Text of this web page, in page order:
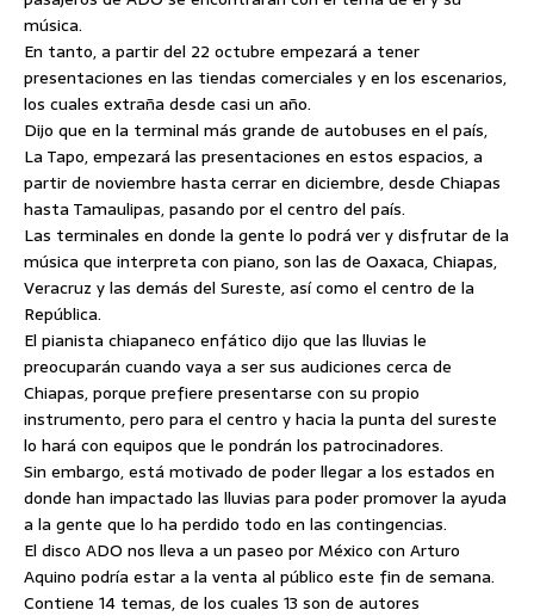
música.
En tanto, a partir del 22 octubre empezará a tener
presentaciones en las tiendas comerciales y en los escenarios,
los cuales extraña desde casi un año.
Dijo que en la terminal más grande de autobuses en el país,
La Tapo, empezará las presentaciones en estos espacios, a
partir de noviembre hasta cerrar en diciembre, desde Chiapas
hasta Tamaulipas, pasando por el centro del país.
Las terminales en donde la gente lo podrá ver y disfrutar de la
música que interpreta con piano, son las de Oaxaca, Chiapas,
Veracruz y las demás del Sureste, así como el centro de la
República.
El pianista chiapaneco enfático dijo que las lluvias le
preocuparán cuando vaya a ser sus audiciones cerca de
Chiapas, porque prefiere presentarse con su propio
instrumento, pero para el centro y hacia la punta del sureste
lo hará con equipos que le pondrán los patrocinadores.
Sin embargo, está motivado de poder llegar a los estados en
donde han impactado las lluvias para poder promover la ayuda
a la gente que lo ha perdido todo en las contingencias.
El disco ADO nos lleva a un paseo por México con Arturo
Aquino podría estar a la venta al público este fin de semana.
Contiene 14 temas, de los cuales 13 son de autores